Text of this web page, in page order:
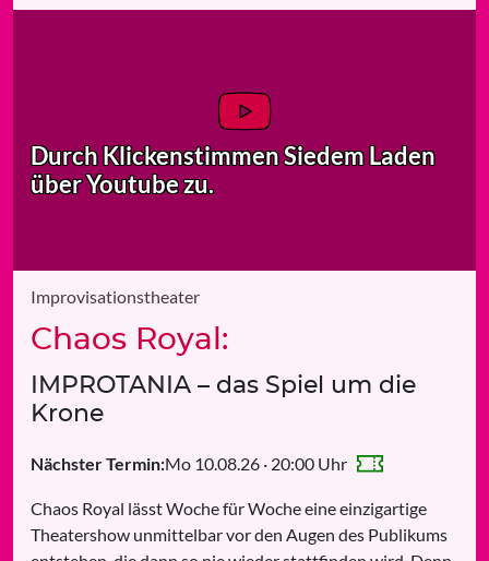
Durch Klickenstimmen Siedem Laden
über Youtube zu.
Improvisationstheater
Chaos Royal:
IMPROTANIA – das Spiel um die
Krone
Nächster Termin:Mo 10.08.26 · 20:00 Uhr
Chaos Royal lässt Woche für Woche eine einzigartige
Theatershow unmittelbar vor den Augen des Publikums